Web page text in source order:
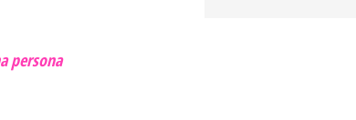
persona